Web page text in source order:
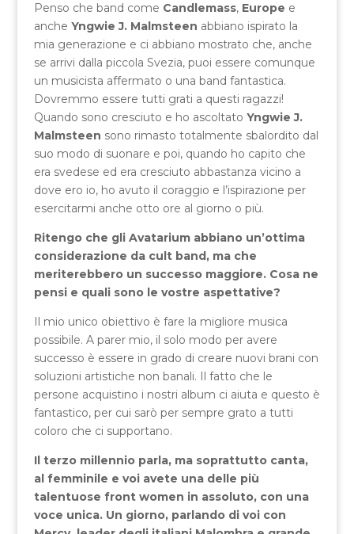
Penso che band come Candlemass, Europe e
anche Yngwie J. Malmsteen abbiano ispirato la
mia generazione e ci abbiano mostrato che, anche
se arrivi dalla piccola Svezia, puoi essere comunque
un musicista affermato o una band fantastica.
Dovremmo essere tutti grati a questi ragazzi!
Quando sono cresciuto e ho ascoltato Yngwie J.
Malmsteen sono rimasto totalmente sbalordito dal
suo modo di suonare e poi, quando ho capito che
era svedese ed era cresciuto abbastanza vicino a
dove ero io, ho avuto il coraggio e l’ispirazione per
esercitarmi anche otto ore al giorno o più.
Ritengo che gli Avatarium abbiano un’ottima
considerazione da cult band, ma che
meriterebbero un successo maggiore. Cosa ne
pensi e quali sono le vostre aspettative?
Il mio unico obiettivo è fare la migliore musica
possibile. A parer mio, il solo modo per avere
successo è essere in grado di creare nuovi brani con
soluzioni artistiche non banali. Il fatto che le
persone acquistino i nostri album ci aiuta e questo è
fantastico, per cui sarò per sempre grato a tutti
coloro che ci supportano.
Il terzo millennio parla, ma soprattutto canta,
al femminile e voi avete una delle più
talentuose front women in assoluto, con una
voce unica. Un giorno, parlando di voi con